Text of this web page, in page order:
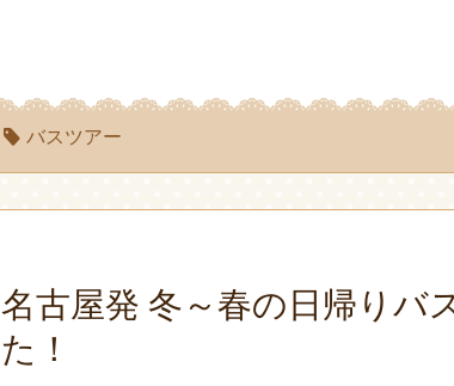
バスツアー
名古屋発 冬～春の日帰りバ
た！